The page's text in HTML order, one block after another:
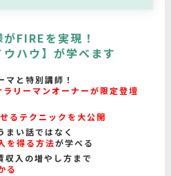
FIREを実現！
ハウ】が学べます
と特別講師！
リーマンオーナーが限定登壇
るテクニックを大公開
まい話ではなく
を得る方法が学べる
収入の増やし方まで
る